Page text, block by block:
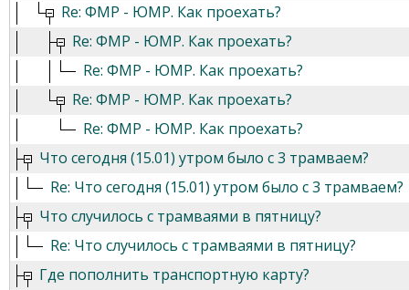
Re: ФМР - ЮМР. Как проехать?
Re: ФМР - ЮМР. Как проехать?
Re: ФМР - ЮМР. Как проехать?
Re: ФМР - ЮМР. Как проехать?
Re: ФМР - ЮМР. Как проехать?
Что сегодня (15.01) утром было с 3 трамваем?
Re: Что сегодня (15.01) утром было с 3 трамваем?
Что случилось с трамваями в пятницу?
Re: Что случилось с трамваями в пятницу?
Где пополнить транспортную карту?